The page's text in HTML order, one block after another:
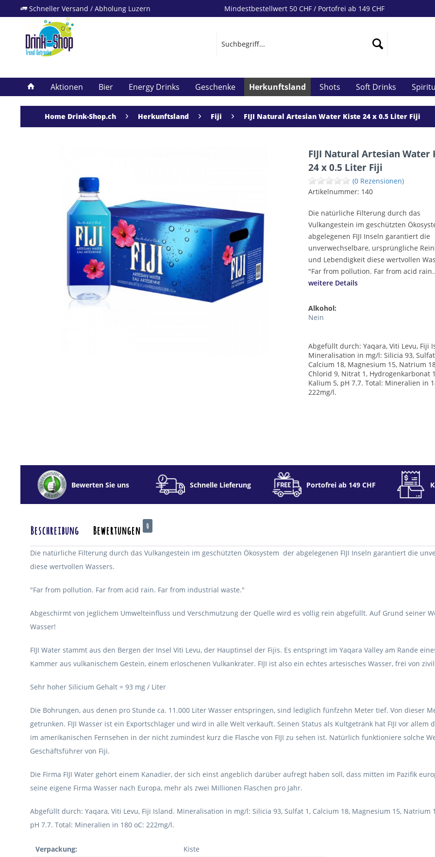
Schneller Versand / Abholung Luzern Mindestbestellwert 50 CHF / Portofrei ab 149 CHF
Aktionen Bier Energy Drinks Geschenke Herkunftsland Shots Soft Drinks
Home Drink-Shop.ch Herkunftsland Fiji FIJI Natural Artesian Water Kiste 24 x 0.5 Liter Fiji
FIJI Natural Artesian Water
24 x 0.5 Liter Fiji
(0 Rezensionen)
Artikelnummer: 140
Die natürliche Filterung durch das
Vulkangestein im geschützten
abgelegenen FIJI Inseln garantiert die
unverwechselbare, ursprüngliche
und Lebendigkeit diese wertvollen
"Far from pollution. Far from acid
weitere Details
Alkohol:
Nein
Abgefüllt durch: Yaqara, Viti Levu, Fiji
Mineralisation in mg/l: Silicia 93,
Calcium 18, Magnesium 15, Natrium
Chlorid 9, Nitrat 1, Hydrogenkarbonat
Kalium 5, pH 7.7. Total: Mineralien in
222mg/l.
Bewerten Sie uns Schnelle Lieferung Portofrei ab 149 CHF
Beschreibung Bewertungen 0
Die natürliche Filterung durch das Vulkangestein im geschützten Ökosystem der abgelegenen FIJI Inseln garantiert die
diese wertvollen Wassers.
"Far from pollution. Far from acid rain. Far from industrial waste."
Abgeschirmt von jeglichem Umwelteinfluss und Verschmutzung der Quelle wird es völlig rein abgefüllt. Auf Grund seiner
Wasser!
FIJI Water stammt aus den Bergen der Insel Viti Levu, der Hauptinsel der Fijis. Es entspringt im Yaqara Valley am Rande
Kammer aus vulkanischem Gestein, einem erloschenen Vulkankrater. FIJI ist also ein echtes artesisches Wasser, frei von
Sehr hoher Silicium Gehalt = 93 mg / Liter
Die Bohrungen, aus denen pro Stunde ca. 11.000 Liter Wasser entspringen, sind lediglich fünfzehn Meter tief. Von dieser
getrunken. FIJI Wasser ist ein Exportschlager und wird in alle Welt verkauft. Seinen Status als Kultgetränk hat FIJI vor
im amerikanischen Fernsehen in der nicht zumindest kurz die Flasche von FIJI zu sehen ist. Natürlich funktioniere solche
Geschäftsführer von Fiji.
Die Firma FIJI Water gehört einem Kanadier, der sich einst angeblich darüber aufregt haben soll, dass mitten im Pazifik
seine eigene Firma Wasser nach Europa, mehr als zwei Millionen Flaschen pro Jahr.
Abgefüllt durch: Yaqara, Viti Levu, Fiji Island. Mineralisation in mg/l: Silicia 93, Sulfat 1, Calcium 18, Magnesium 15,
pH 7.7. Total: Mineralien in 180 oC: 222mg/l.
Verpackung:
Kiste